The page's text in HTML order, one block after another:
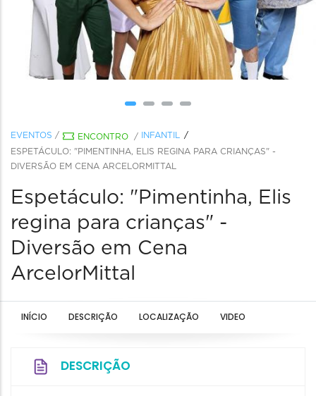
EVENTOS / ENCONTRO /
INFANTIL
ESPETÁCULO: "PIMENTINHA, ELIS REGINA PARA CRIANÇAS" -
DIVERSÃO EM CENA ARCELORMITTAL
Espetáculo: "Pimentinha, Elis
regina para crianças" -
Diversão em Cena
ArcelorMittal
INÍCIO DESCRIÇÃO LOCALIZAÇÃO VIDEO
DESCRIÇÃO